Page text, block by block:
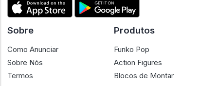
Sobre
Como Anunciar
Sobre Nós
Termos
Produtos
Funko Pop
Action Figures
Blocos de Montar